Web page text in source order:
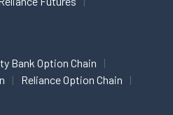
Bank Option Chain
Reliance Option Chain